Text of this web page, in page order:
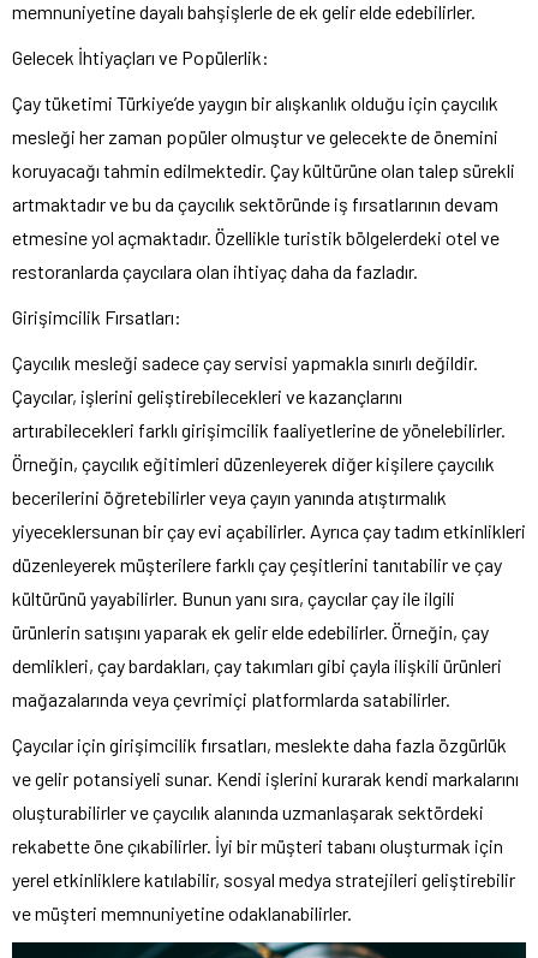
memnuniyetine dayalı bahşişlerle de ek gelir elde edebilirler.
Gelecek İhtiyaçları ve Popülerlik:
Çay tüketimi Türkiye’de yaygın bir alışkanlık olduğu için çaycılık
mesleği her zaman popüler olmuştur ve gelecekte de önemini
koruyacağı tahmin edilmektedir. Çay kültürüne olan talep sürekli
artmaktadır ve bu da çaycılık sektöründe iş fırsatlarının devam
etmesine yol açmaktadır. Özellikle turistik bölgelerdeki otel ve
restoranlarda çaycılara olan ihtiyaç daha da fazladır.
Girişimcilik Fırsatları:
Çaycılık mesleği sadece çay servisi yapmakla sınırlı değildir.
Çaycılar, işlerini geliştirebilecekleri ve kazançlarını
artırabilecekleri farklı girişimcilik faaliyetlerine de yönelebilirler.
Örneğin, çaycılık eğitimleri düzenleyerek diğer kişilere çaycılık
becerilerini öğretebilirler veya çayın yanında atıştırmalık
yiyeceklersunan bir çay evi açabilirler. Ayrıca çay tadım etkinlikleri
düzenleyerek müşterilere farklı çay çeşitlerini tanıtabilir ve çay
kültürünü yayabilirler. Bunun yanı sıra, çaycılar çay ile ilgili
ürünlerin satışını yaparak ek gelir elde edebilirler. Örneğin, çay
demlikleri, çay bardakları, çay takımları gibi çayla ilişkili ürünleri
mağazalarında veya çevrimiçi platformlarda satabilirler.
Çaycılar için girişimcilik fırsatları, meslekte daha fazla özgürlük
ve gelir potansiyeli sunar. Kendi işlerini kurarak kendi markalarını
oluşturabilirler ve çaycılık alanında uzmanlaşarak sektördeki
rekabette öne çıkabilirler. İyi bir müşteri tabanı oluşturmak için
yerel etkinliklere katılabilir, sosyal medya stratejileri geliştirebilir
ve müşteri memnuniyetine odaklanabilirler.